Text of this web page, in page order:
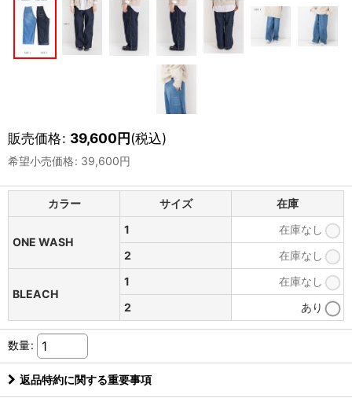
販売価格: 39,600円(税込)
希望小売価格: 39,600円
カラー サイズ 在庫
ONE WASH
1
在庫なし
2
在庫なし
BLEACH
1
在庫なし
2
あり
数量:
返品特約に関する重要事項